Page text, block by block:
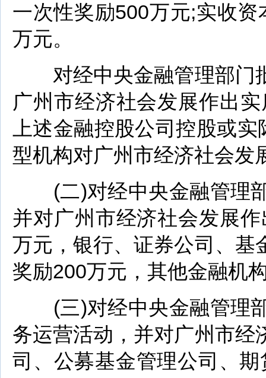
一次性奖励500万元;实收
万元。
对经中央金融管理部门批
广州市经济社会发展作出
上述金融控股公司控股或
型机构对广州市经济社会发
(二)对经中央金融管理部
并对广州市经济社会发展
万元，银行、证券公司、基
奖励200万元，其他金融机
(三)对经中央金融管理部
务运营活动，并对广州市经
司、公募基金管理公司、